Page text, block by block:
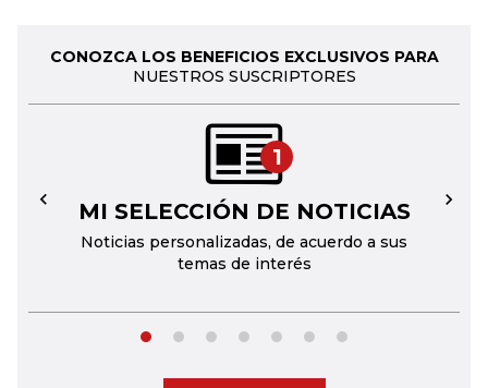
CONOZCA LOS BENEFICIOS EXCLUSIVOS PARA
NUESTROS SUSCRIPTORES
1
MI SELECCIÓN DE NOTICIAS
Noticias personalizadas, de acuerdo a sus
temas de interés
← →